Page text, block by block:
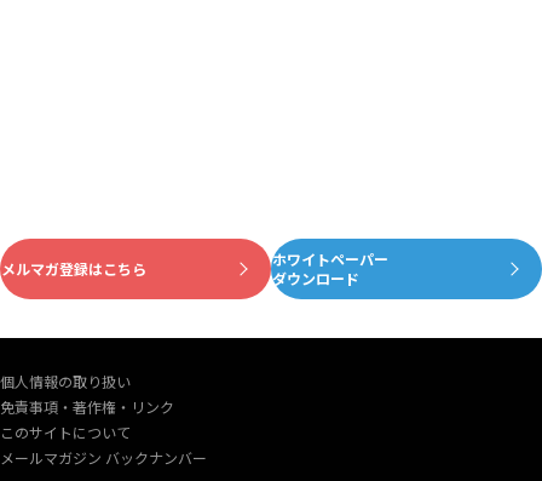
メルマガ登録はこちら
ホワイトペーパー
ダウンロード
資源がめぐる真ん
個人情報の取り扱い
免責事項・著作権・リンク
このサイトについて
メールマガジン バックナンバー